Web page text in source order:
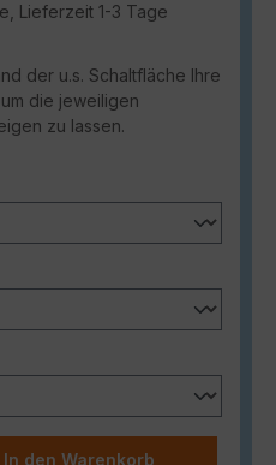
Lieferzeit 1-3 Tage
der u.s. Schaltfläche Ihre
die jeweiligen
zu lassen.
Gib den
In den Warenkorb